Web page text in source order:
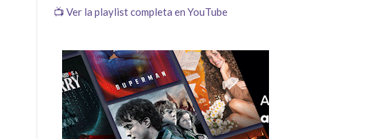
📺 Ver la playlist completa en YouTube